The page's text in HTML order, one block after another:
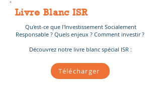
Livre Blanc ISR
Qu'est-ce que l'Investissement Socialement
Responsable ? Quels enjeux ? Comment investir ?
Découvrez notre livre blanc spécial ISR :
Télécharger